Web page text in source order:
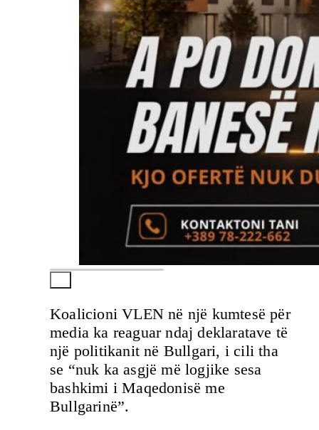
Koalicioni VLEN në një kumtesë për
media ka reaguar ndaj deklaratave të
një politikanit në Bullgari, i cili tha
se “nuk ka asgjë më logjike sesa
bashkimi i Maqedonisë me
Bullgarinë”.